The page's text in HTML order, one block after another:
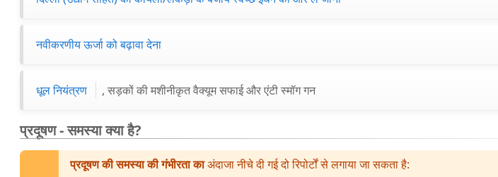
नवीकरणीय ऊर्जा को बढ़ावा देना
धूल नियंत्रण , सड़कों की मशीनीकृत वैक्यूम सफाई और एंटी स्मॉग गन
प्रदूषण - समस्या क्या है?
प्रदूषण की समस्या की गंभीरता काअंदाजा नीचे दी गई दो रिपोर्टों से लगाया जा सकता है: